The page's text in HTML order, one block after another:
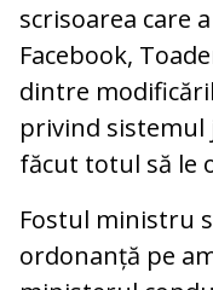
scrisoarea care
Facebook,
dintre
privind sistemul
făcut totul să le
Fostul ministru
ordonanță pe